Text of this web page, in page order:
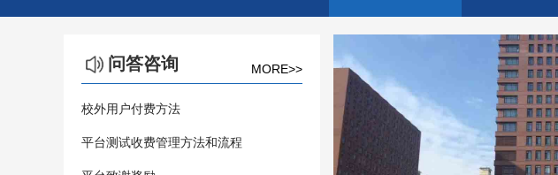
问答咨询 MORE>>
校外用户付费方法
平台测试收费管理方法和流程